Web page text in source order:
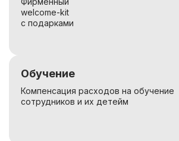
welcome-kit
с подарками
Обучение
Компенсация расходов на обучение
сотрудников и их детейм